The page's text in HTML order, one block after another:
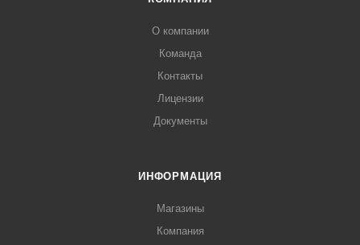
О компании
Команда
Контакты
Лицензии
Документы
ИНФОРМАЦИЯ
Магазины
Компания